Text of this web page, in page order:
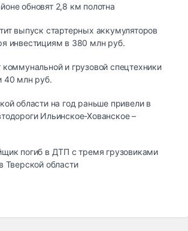
обновят 2,8 км полотна
выпуск стартерных аккумуляторов
инвестициям в 380 млн руб.
и грузовой спецтехники
40 млн руб.
области на год раньше привели в
Ильинское-Хованское –
погиб в ДТП с тремя грузовиками
Тверской области